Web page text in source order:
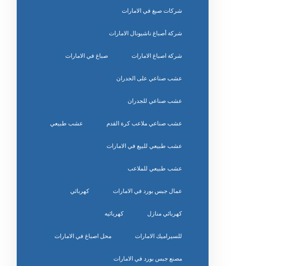
شركات صبغ في الامارات
شركة أصباغ ناشيونال الامارات
شركة اصباغ الامارات صباغ في الامارات
عشب صناعي على الجدران
عشب صناعي للجدران
عشب صناعي ملاعب كرة القدم عشب طبيعي
عشب طبيعي للبيع في الامارات
عشب طبيعي للملاعب
عمال جبس بورد في الامارات كهربائي
كهربائي منازل كهربائيه
للسيراميك الامارات محل اصباغ في الامارات
مصنع جبس بورد في الامارات